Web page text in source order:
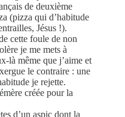
de deuxième
(pizza qui d’habitude
Jésus !).
cette foule de non
je me mets à
là même que j’aime et
le contraire : une
je rejette.
créée pour la
d’un aspic dont la